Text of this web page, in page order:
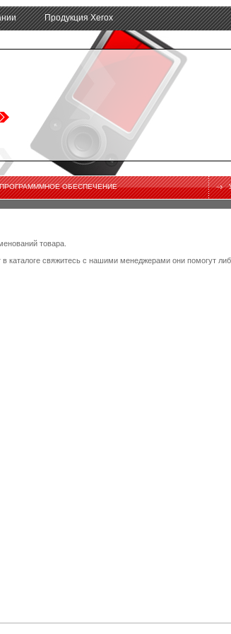
Продукция Xerox
ПРОГРАМММНОЕ ОБЕСПЕЧЕНИЕ
товара.
каталоге свяжитесь с нашими менеджерами они помогут